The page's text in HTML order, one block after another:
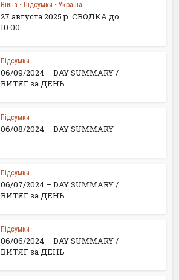
Війна • Підсумки • Україна
27 августа 2025 р. СВОДКА до
10.00
Підсумки
06/09/2024 – DAY SUMMARY /
ВИТЯГ за ДЕНЬ
Підсумки
06/08/2024 – DAY SUMMARY
Підсумки
06/07/2024 – DAY SUMMARY /
ВИТЯГ за ДЕНЬ
Підсумки
06/06/2024 – DAY SUMMARY /
ВИТЯГ за ДЕНЬ